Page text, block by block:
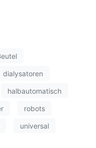
dialysatoren
halbautomatisch
robots
universal